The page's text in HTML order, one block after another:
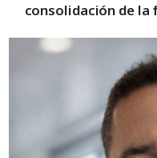
consolidación de la